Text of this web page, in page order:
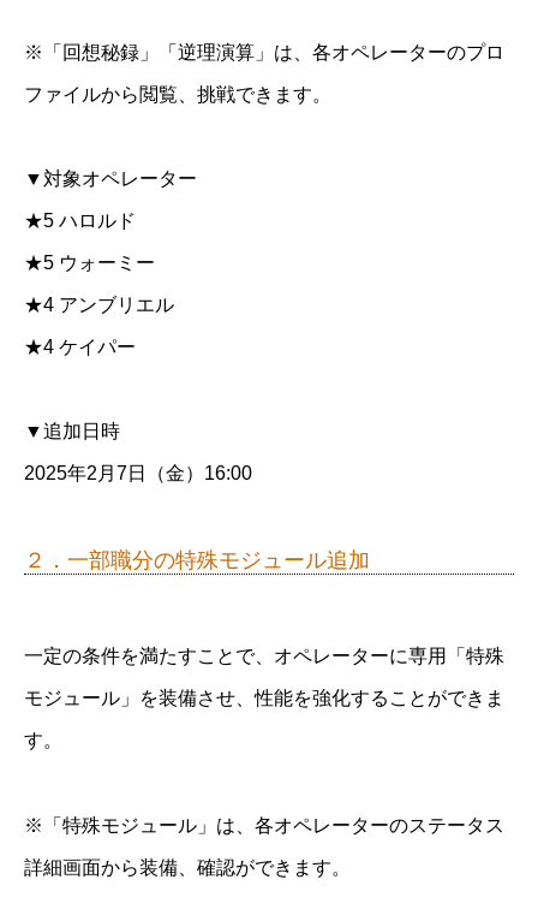
※「回想秘録」「逆理演算」は、各オペレーターのプロ
ファイルから閲覧、挑戦できます。
▼対象オペレーター
★5 ハロルド
★5 ウォーミー
★4 アンブリエル
★4 ケイパー
▼追加日時
2025年2月7日（金）16:00
２．一部職分の特殊モジュール追加
一定の条件を満たすことで、オペレーターに専用「特殊
モジュール」を装備させ、性能を強化することができま
す。
※「特殊モジュール」は、各オペレーターのステータス
詳細画面から装備、確認ができます。